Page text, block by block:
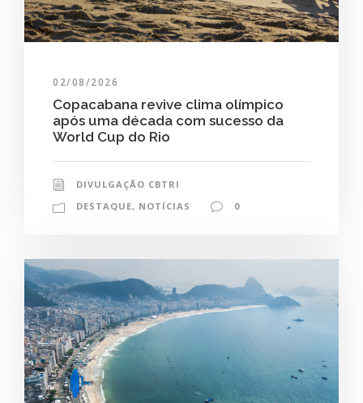
02/08/2026
Copacabana revive clima olímpico
após uma década com sucesso da
World Cup do Rio
DIVULGAÇÃO CBTRI
DESTAQUE, NOTÍCIAS 0